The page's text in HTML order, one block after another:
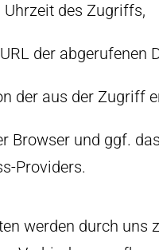
Uhrzeit des Zugriffs,
der abgerufenen
der aus der Zugriff
Browser und ggf.
Providers.
werden durch